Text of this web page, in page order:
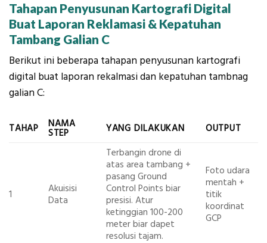
Tahapan Penyusunan Kartografi Digital
Buat Laporan Reklamasi & Kepatuhan
Tambang Galian C
Berikut ini beberapa tahapan penyusunan kartografi
digital buat laporan rekalmasi dan kepatuhan tambnag
galian C:
TAHAP NAMA
STEP YANG DILAKUKAN OUTPUT
1
Akuisisi
Data
Terbangin drone di
atas area tambang +
pasang Ground
Control Points biar
presisi. Atur
ketinggian 100-200
meter biar dapet
resolusi tajam.
Foto udara
mentah +
titik
koordinat
GCP